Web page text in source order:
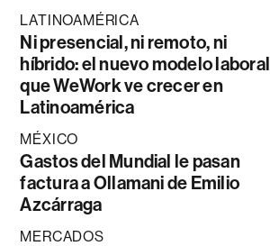
LATINOAMÉRICA
Ni presencial, ni remoto, ni
híbrido: el nuevo modelo laboral
que WeWork ve crecer en
Latinoamérica
MÉXICO
Gastos del Mundial le pasan
factura a Ollamani de Emilio
Azcárraga
MERCADOS